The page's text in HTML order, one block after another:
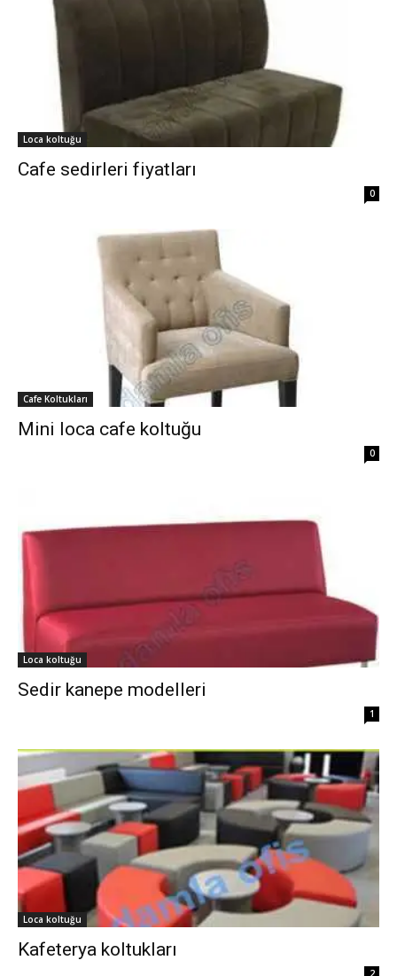
Loca koltuğu
Cafe sedirleri fiyatları
0
Cafe Koltukları
Mini loca cafe koltuğu
0
Loca koltuğu
Sedir kanepe modelleri
1
Loca koltuğu
Kafeterya koltukları
2